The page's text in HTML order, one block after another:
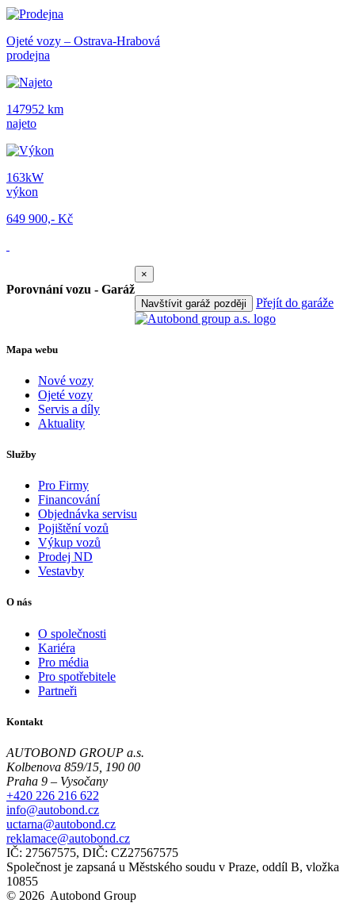
Ojeté vozy – Ostrava-Hrabová
prodejna
147952 km
najeto
163kW
výkon
649 900,- Kč
Porovnání vozu - Garáž
×
Navštívit garáž později Přejít do garáže
Mapa webu
Nové vozy
Ojeté vozy
Servis a díly
Aktuality
Služby
Pro Firmy
Financování
Objednávka servisu
Pojištění vozů
Výkup vozů
Prodej ND
Vestavby
O nás
O společnosti
Kariéra
Pro média
Pro spotřebitele
Partneři
Kontakt
AUTOBOND GROUP a.s.
Kolbenova 859/15, 190 00
Praha 9 – Vysočany
+420 226 216 622
info@autobond.cz
uctarna@autobond.cz
reklamace@autobond.cz
IČ: 27567575, DIČ: CZ27567575
Společnost je zapsaná u Městského soudu v Praze, oddíl B, vložka
10855
© 2026 Autobond Group